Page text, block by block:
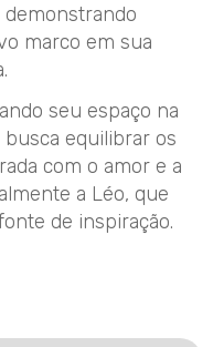
demonstrando
marco em sua
seu espaço na
equilibrar os
com o amor e a
a Léo, que
de inspiração.